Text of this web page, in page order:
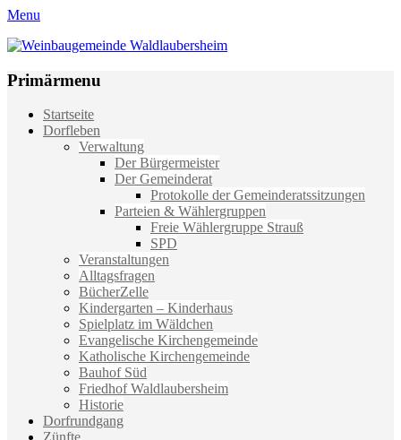
Menu
Weinbaugemeinde Waldlaubersheim
Primärmenu
Weiter
zum
Startseite
Dorfleben
Verwaltung
Der Bürgermeister
Der Gemeinderat
Protokolle der Gemeinderatssitzungen
Parteien & Wählergruppen
Freie Wählergruppe Strauß
SPD
Veranstaltungen
Alltagsfragen
BücherZelle
Kindergarten – Kinderhaus
Spielplatz im Wäldchen
Evangelische Kirchengemeinde
Katholische Kirchengemeinde
Bauhof Süd
Friedhof Waldlaubersheim
Historie
Dorfrundgang